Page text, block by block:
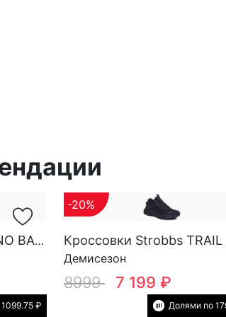
Кроссовки Strobbs MONO BASE M 3696-17
₽
Демисезон
-20%
8999 7 199 ₽
Долями по